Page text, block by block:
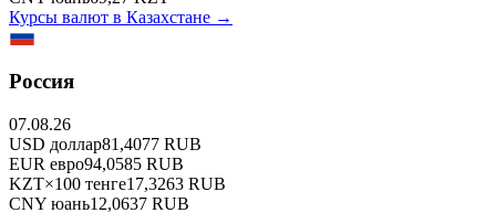
Курсы валют в Казахстане →
Россия
07.08.26
USD доллар81,4077 RUB
EUR евро94,0585 RUB
KZT×100 тенге17,3263 RUB
CNY юань12,0637 RUB